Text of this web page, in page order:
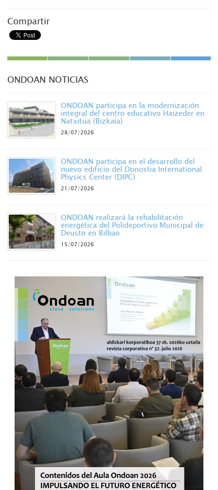
Compartir
ONDOAN NOTICIAS
ONDOAN participa en la modernización
integral del centro educativo Haizeder en
Natxitua (Bizkaia)
28/07/2026
ONDOAN participa en el desarrollo del
nuevo edificio del Donostia International
Physics Center (DIPC)
21/07/2026
ONDOAN realizará la rehabilitación
energética del Polideportivo Municipal de
Deusto en Bilbao
15/07/2026